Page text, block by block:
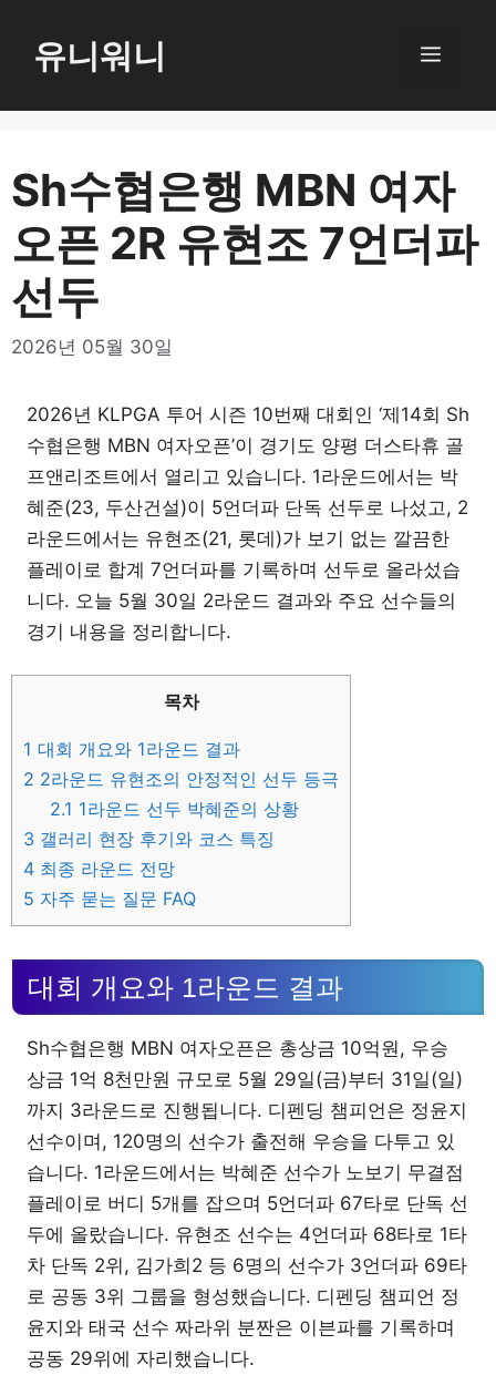
로
너
뛰
유니워니 메
Sh수협은행 MBN 여자
오픈 2R 유현조 7언더파
선두
2026년 05월 30일
2026년 KLPGA 투어 시즌 10번째 대회인 ‘제14회 Sh
수협은행 MBN 여자오픈’이 경기도 양평 더스타휴 골
프앤리조트에서 열리고 있습니다. 1라운드에서는 박
혜준(23, 두산건설)이 5언더파 단독 선두로 나섰고, 2
라운드에서는 유현조(21, 롯데)가 보기 없는 깔끔한
플레이로 합계 7언더파를 기록하며 선두로 올라섰습
니다. 오늘 5월 30일 2라운드 결과와 주요 선수들의
경기 내용을 정리합니다.
목차
1 대회 개요와 1라운드 결과
2 2라운드 유현조의 안정적인 선두 등극
2.1 1라운드 선두 박혜준의 상황
3 갤러리 현장 후기와 코스 특징
4 최종 라운드 전망
5 자주 묻는 질문 FAQ
대회 개요와 1라운드 결과
Sh수협은행 MBN 여자오픈은 총상금 10억원, 우승
상금 1억 8천만원 규모로 5월 29일(금)부터 31일(일)
까지 3라운드로 진행됩니다. 디펜딩 챔피언은 정윤지
선수이며, 120명의 선수가 출전해 우승을 다투고 있
습니다. 1라운드에서는 박혜준 선수가 노보기 무결점
플레이로 버디 5개를 잡으며 5언더파 67타로 단독 선
두에 올랐습니다. 유현조 선수는 4언더파 68타로 1타
차 단독 2위, 김가희2 등 6명의 선수가 3언더파 69타
로 공동 3위 그룹을 형성했습니다. 디펜딩 챔피언 정
윤지와 태국 선수 짜라위 분짠은 이븐파를 기록하며
공동 29위에 자리했습니다.